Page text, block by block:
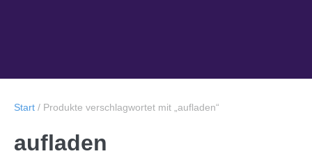
Start / Produkte verschlagwortet mit „aufladen“
aufladen